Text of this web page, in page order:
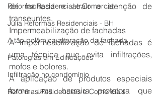
Reforma Residencial e Comercial
Júlia Reformas Residenciais - BH
A tão polêmica alteração da fachada
Patologias em Edificações
Infiltração no condomínio
Reformas Residenciais e Comerciais
da fachada e atrair a atenção de
transeuntes.
Impermeabilização de fachadas
A impermeabilização de fachadas é
uma técnica que evita infiltrações,
mofos e bolores.
A aplicação de produtos especiais
forma uma barreira protetora que